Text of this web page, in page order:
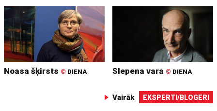
Noasa šķirsts © DIENA Slepena vara © DIENA
Vairāk EKSPERTI/BLOGERI